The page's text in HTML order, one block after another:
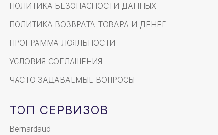
ПОЛИТИКА БЕЗОПАСНОСТИ ДАННЫХ
ПОЛИТИКА ВОЗВРАТА ТОВАРА И ДЕНЕГ
ПРОГРАММА ЛОЯЛЬНОСТИ
УСЛОВИЯ СОГЛАШЕНИЯ
ЧАСТО ЗАДАВАЕМЫЕ ВОПРОСЫ
ТОП СЕРВИЗОВ
Bernardaud